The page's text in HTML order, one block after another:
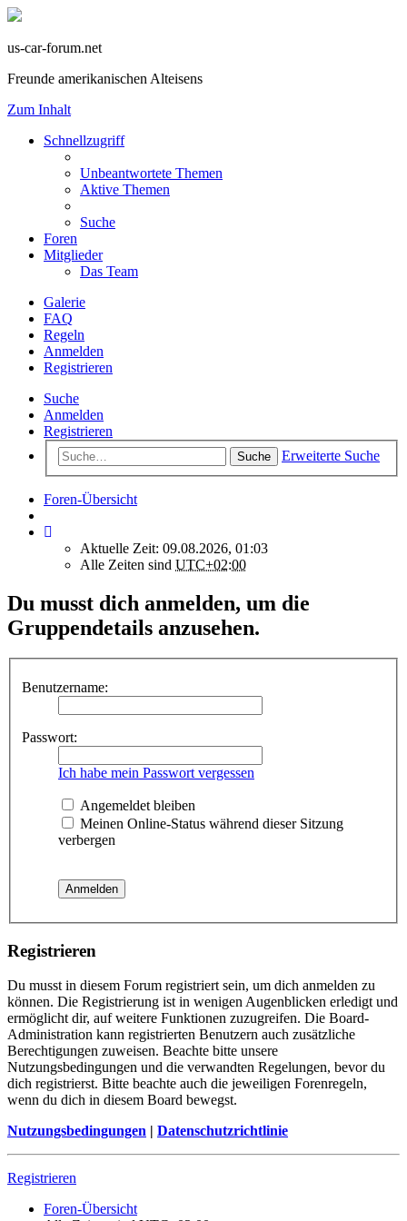
us-car-forum.net
Freunde amerikanischen Alteisens
Zum Inhalt
Schnellzugriff
Unbeantwortete Themen
Aktive Themen
Suche
Foren
Mitglieder
Das Team
Galerie
FAQ
Regeln
Anmelden
Registrieren
Suche
Anmelden
Registrieren
Suche Erweiterte Suche
Foren-Übersicht
Aktuelle Zeit: 09.08.2026, 01:03
Alle Zeiten sind UTC+02:00
Du musst dich anmelden, um die
Gruppendetails anzusehen.
Benutzername:
Passwort:
Ich habe mein Passwort vergessen
Angemeldet bleiben
Meinen Online-Status während dieser Sitzung
verbergen
Registrieren
Du musst in diesem Forum registriert sein, um dich anmelden zu
können. Die Registrierung ist in wenigen Augenblicken erledigt und
ermöglicht dir, auf weitere Funktionen zuzugreifen. Die Board-
Administration kann registrierten Benutzern auch zusätzliche
Berechtigungen zuweisen. Beachte bitte unsere
Nutzungsbedingungen und die verwandten Regelungen, bevor du
dich registrierst. Bitte beachte auch die jeweiligen Forenregeln,
wenn du dich in diesem Board bewegst.
Nutzungsbedingungen | Datenschutzrichtlinie
Registrieren
Foren-Übersicht